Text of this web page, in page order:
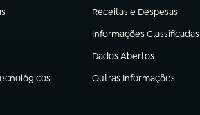
Receitas e Despesas
(abre em nova aba)
Informações Classificadas
(abre em nova aba)
Dados Abertos
(abre em nova aba)
Outras Informações
(abre em nova aba)